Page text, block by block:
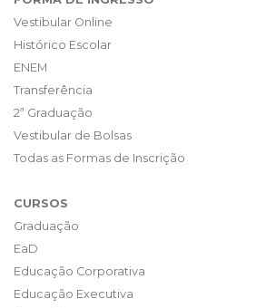
Vestibular Online
Histórico Escolar
ENEM
Transferência
2ª Graduação
Vestibular de Bolsas
Todas as Formas de Inscrição
CURSOS
Graduação
EaD
Educação Corporativa
Educação Executiva